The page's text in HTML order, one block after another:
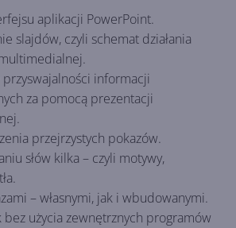
aplikacji PowerPoint.
slajdów, czyli schemat działania
informacji
za pomocą prezentacji
przejrzystych pokazów.
słów kilka – czyli motywy,
– własnymi, jak i wbudowanymi.
bez użycia zewnętrznych programów